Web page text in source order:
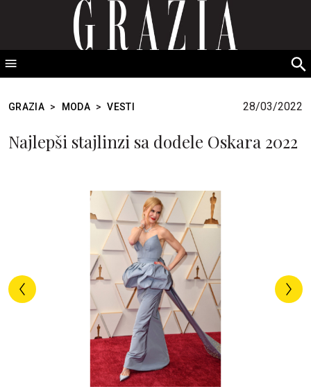
GRAZIA Srbija
GRAZIA > MODA > VESTI 28/03/2022
Najlepši stajlinzi sa dodele Oskara 2022